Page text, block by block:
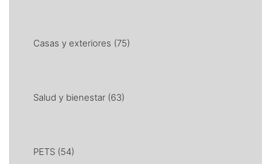
Casas y exteriores (75)
Salud y bienestar (63)
PETS (54)